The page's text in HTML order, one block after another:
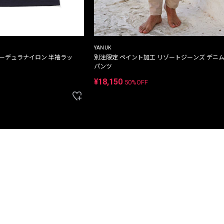
デュラナイロン 半袖ラッ
YANUK
別注限定 ペイント加工 リゾートジーンズ デニム
パンツ
¥18,150 50%OFF